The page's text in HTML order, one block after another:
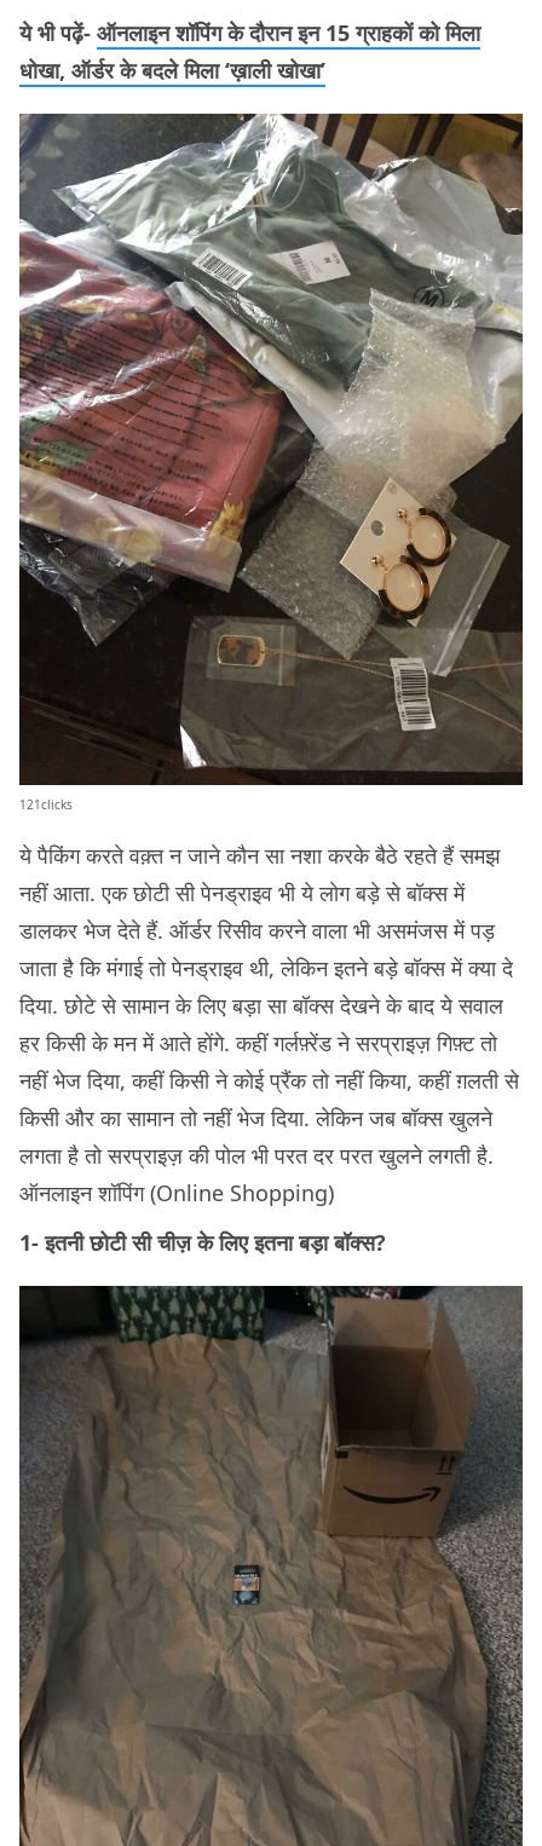
ये भी पढ़ें- ऑनलाइन शॉपिंग के दौरान इन 15 ग्राहकों को मिला
धोखा, ऑर्डर के बदले मिला ‘ख़ाली खोखा’
121clicks
ये पैकिंग करते वक़्त न जाने कौन सा नशा करके बैठे रहते हैं समझ
नहीं आता. एक छोटी सी पेनड्राइव भी ये लोग बड़े से बॉक्स में
डालकर भेज देते हैं. ऑर्डर रिसीव करने वाला भी असमंजस में पड़
जाता है कि मंगाई तो पेनड्राइव थी, लेकिन इतने बड़े बॉक्स में क्या दे
दिया. छोटे से सामान के लिए बड़ा सा बॉक्स देखने के बाद ये सवाल
हर किसी के मन में आते होंगे. कहीं गर्लफ़्रेंड ने सरप्राइज़ गिफ़्ट तो
नहीं भेज दिया, कहीं किसी ने कोई प्रैंक तो नहीं किया, कहीं ग़लती से
किसी और का सामान तो नहीं भेज दिया. लेकिन जब बॉक्स खुलने
लगता है तो सरप्राइज़ की पोल भी परत दर परत खुलने लगती है.
ऑनलाइन शॉपिंग (Online Shopping)
1- इतनी छोटी सी चीज़ के लिए इतना बड़ा बॉक्स?